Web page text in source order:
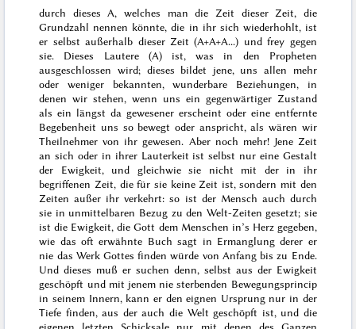
durch dieses A, welches man die Zeit dieser Zeit, die
Grundzahl nennen könnte, die in ihr sich wiederhohlt, ist
er selbst außerhalb dieser Zeit (A+A+A...) und frey gegen
sie. Dieses Lautere (A) ist, was in den Propheten
ausgeschlossen wird; dieses bildet jene, uns allen mehr
oder weniger bekannten, wunderbare Beziehungen, in
denen wir stehen, wenn uns ein gegenwärtiger Zustand
als ein längst da gewesener erscheint oder eine entfernte
Begebenheit uns so bewegt oder anspricht, als wären wir
Theilnehmer von ihr gewesen. Aber noch mehr! Jene Zeit
an sich oder in ihrer Lauterkeit ist selbst nur eine Gestalt
der Ewigkeit, und gleichwie sie nicht mit der in ihr
begriffenen Zeit, die für sie keine Zeit ist, sondern mit den
Zeiten außer ihr verkehrt: so ist der Mensch auch durch
sie in unmittelbaren Bezug zu den Welt-Zeiten gesetzt; sie
istdie Ewigkeit, die Gott dem Menschen in’s Herz gegeben,
wie das oft erwähnte Buch sagt in Ermanglung derer er
nie das Werk Gottes finden würde von Anfang bis zu Ende.
Und dieses muß er suchen denn, selbst aus der Ewigkeit
geschöpft und mit jenem nie sterbenden Bewegungsprincip
in seinem Innern, kann er den eignen Ursprung nur in der
Tiefe finden, aus der auch die Welt geschöpft ist, und die